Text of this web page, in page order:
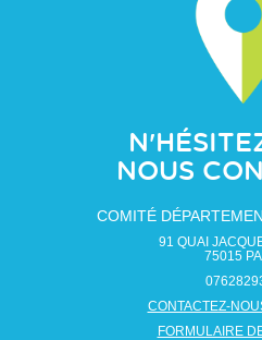
NOUS
COMITÉ
91 QUAI
75015
CONTACTEZ-
FORMULAIRE